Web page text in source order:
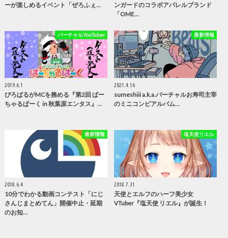
ーが楽しめるイベント「ぜろふぇ…
ンガードのコラボアパレルブランド
「OME…
バーチャルYouTuber
2019.6.1
ぴろぱるがMCを務める『第2回 ばー
ちゃるぱーく in 秋葉原エンタス』…
最新情報
2021.4.16
sumeshiii a.k.a.バーチャルお寿司主宰
のミニコンピアルバム…
最新情報
2018.6.4
10分でわかる動画コンテスト「にじ
さんじまとめてん」開催中止・延期
のお知…
塩天使リエル
2018.7.31
天使とエルフのハーフ美少女
VTuber『塩天使 リエル』が誕生！